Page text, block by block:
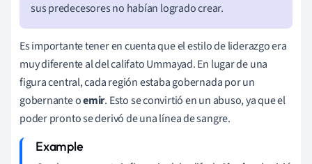
sus predecesores no habían logrado crear.
Es importante tener en cuenta que el estilo de liderazgo era
muy diferente al del califato Ummayad. En lugar de una
figura central, cada región estaba gobernada por un
gobernante oemir. Esto se convirtió en un abuso, ya que el
poder pronto se derivó de una línea de sangre.